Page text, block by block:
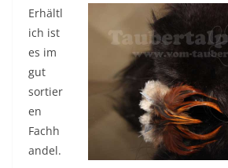
Erhältl
ich ist
es im
gut
sortier
en
Fachh
andel.